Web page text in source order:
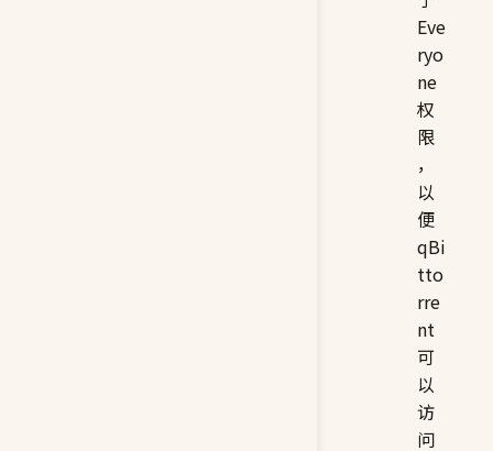
Eve
ryo
ne
权
限
，
以
便
qBi
tto
rre
nt
可
以
访
问